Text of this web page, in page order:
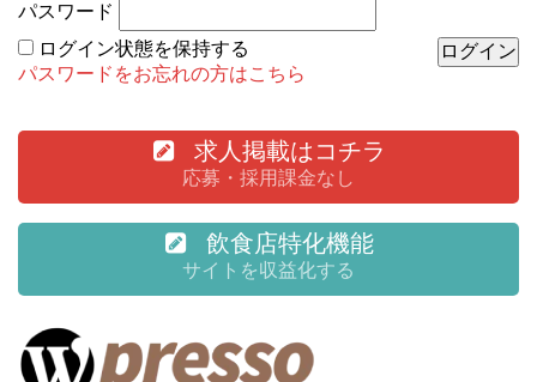
パスワード
ログイン状態を保持する
パスワードをお忘れの方はこちら
求人掲載はコチラ
応募・採用課金なし
飲食店特化機能
サイトを収益化する